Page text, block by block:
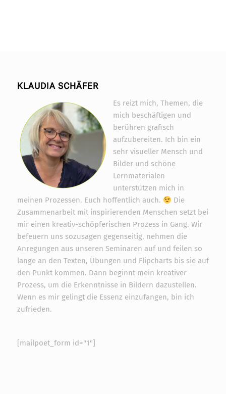
KLAUDIA SCHÄFER
Es reizt mich, Themen, die
mich beschäftigen und
berühren grafisch
aufzubereiten. Ich bin ein
sehr visueller Mensch und
Bilder und schöne
Lernmaterialen
unterstützen mich in
meinen Prozessen. Euch hoffentlich auch.
Die
Zusammenarbeit mit inspirierenden Menschen setzt bei
mir einen kreativ-schöpferischen Prozess in Gang. Wir
befeuern uns sozusagen gegenseitig, nehmen die
Anregungen aus unseren Seminaren auf und feilen so
lange an den Texten, Übungen und Flipcharts bis sie auf
den Punkt kommen. Dann beginnt mein kreativer
Prozess, um die Erkenntnisse in Bildern dazustellen.
Wenn es mir gelingt die Essenz einzufangen, bin ich
zufrieden.
[mailpoet_form id="1"]
Widerruf bestätigen